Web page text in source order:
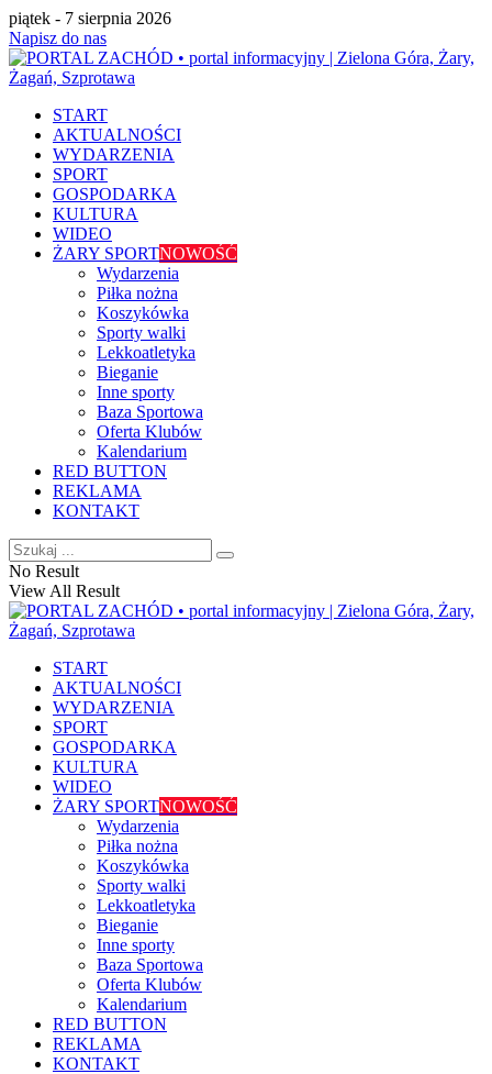
piątek - 7 sierpnia 2026
Napisz do nas
START
AKTUALNOŚCI
WYDARZENIA
SPORT
GOSPODARKA
KULTURA
WIDEO
ŻARY SPORTNOWOŚĆ
Wydarzenia
Piłka nożna
Koszykówka
Sporty walki
Lekkoatletyka
Bieganie
Inne sporty
Baza Sportowa
Oferta Klubów
Kalendarium
RED BUTTON
REKLAMA
KONTAKT
No Result
View All Result
START
AKTUALNOŚCI
WYDARZENIA
SPORT
GOSPODARKA
KULTURA
WIDEO
ŻARY SPORTNOWOŚĆ
Wydarzenia
Piłka nożna
Koszykówka
Sporty walki
Lekkoatletyka
Bieganie
Inne sporty
Baza Sportowa
Oferta Klubów
Kalendarium
RED BUTTON
REKLAMA
KONTAKT